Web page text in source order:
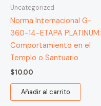
Uncategorized
Norma Internacional G-
360-14-ETAPA PLATINUM:
Comportamiento en el
Templo o Santuario
$10.00
Añadir al carrito